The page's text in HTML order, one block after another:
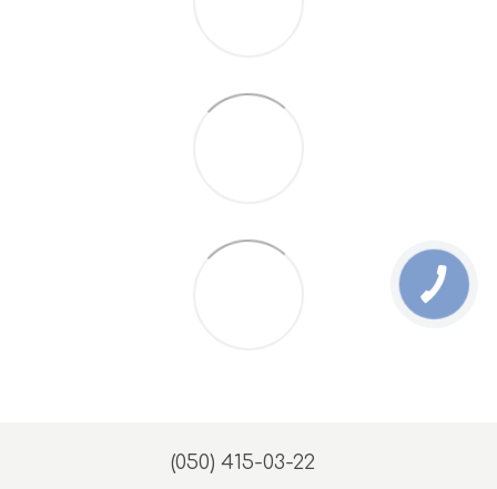
(050) 415-03-22